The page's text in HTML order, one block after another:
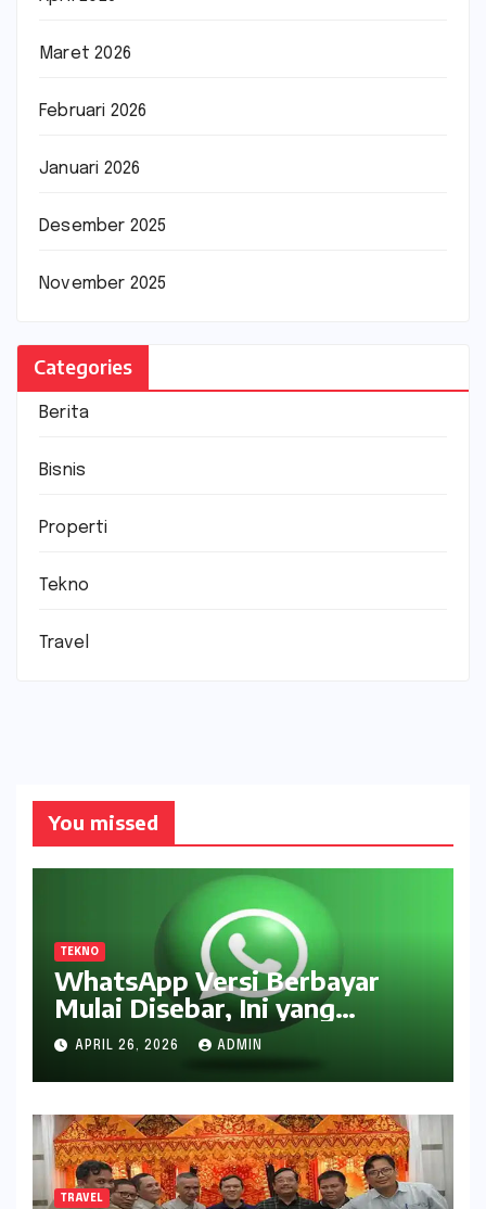
Maret 2026
Februari 2026
Januari 2026
Desember 2025
November 2025
Categories
Berita
Bisnis
Properti
Tekno
Travel
You missed
TEKNO
WhatsApp Versi Berbayar
Mulai Disebar, Ini yang
Didapat Pengguna
APRIL 26, 2026 ADMIN
TRAVEL